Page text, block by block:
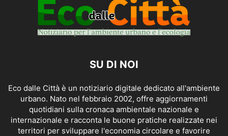
SU DI NOI
Eco dalle Città è un notiziario digitale dedicato all'ambiente
urbano. Nato nel febbraio 2002, offre aggiornamenti
quotidiani sulla cronaca ambientale nazionale e
internazionale e racconta le buone pratiche realizzate nei
territori per sviluppare l'economia circolare e favorire